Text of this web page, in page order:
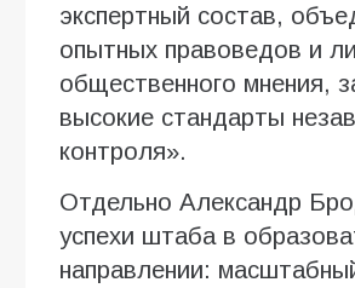
экспертный состав,
опытных правоведов и
общественного мнения,
высокие стандарты
контроля».
Отдельно Александр
успехи штаба в
направлении: